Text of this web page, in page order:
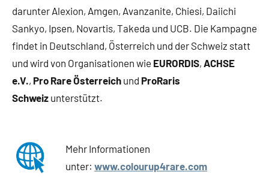
darunter Alexion, Amgen, Avanzanite, Chiesi, Daiichi
Sankyo, Ipsen, Novartis, Takeda und UCB. Die Kampagne
findet in Deutschland, Österreich und der Schweiz statt
und wird von Organisationen wie EURORDIS, ACHSE
e.V., Pro Rare Österreich und ProRaris
Schweiz unterstützt.
Mehr Informationen
unter: www.colourup4rare.com